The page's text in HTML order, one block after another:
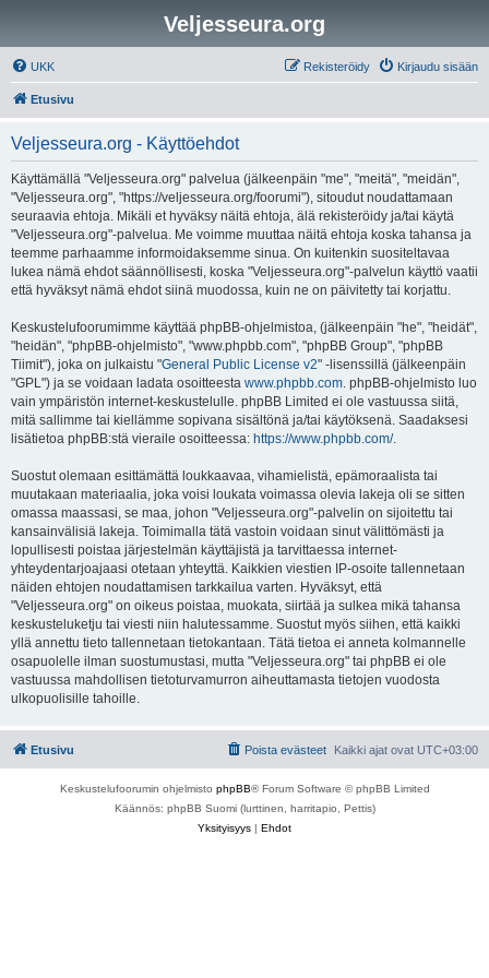
Veljesseura.org
UKK Kirjaudu sisään
Rekisteröidy
Etusivu
Veljesseura.org - Käyttöehdot
Käyttämällä "Veljesseura.org" palvelua (jälkeenpäin "me", "meitä", "meidän",
"Veljesseura.org", "https://veljesseura.org/foorumi"), sitoudut noudattamaan
seuraavia ehtoja. Mikäli et hyväksy näitä ehtoja, älä rekisteröidy ja/tai käytä
"Veljesseura.org"-palvelua. Me voimme muuttaa näitä ehtoja koska tahansa ja
teemme parhaamme informoidaksemme sinua. On kuitenkin suositeltavaa
lukea nämä ehdot säännöllisesti, koska "Veljesseura.org"-palvelun käyttö vaatii
että hyväksyt nämä ehdot siinä muodossa, kuin ne on päivitetty tai korjattu.
Keskustelufoorumimme käyttää phpBB-ohjelmistoa, (jälkeenpäin "he", "heidät",
"heidän", "phpBB-ohjelmisto", "www.phpbb.com", "phpBB Group", "phpBB
Tiimit"), joka on julkaistu "General Public License v2" -lisenssillä (jälkeenpäin
"GPL") ja se voidaan ladata osoitteesta www.phpbb.com. phpBB-ohjelmisto luo
vain ympäristön internet-keskustelulle. phpBB Limited ei ole vastuussa siitä,
mitä sallimme tai kiellämme sopivana sisältönä ja/tai käytöksenä. Saadaksesi
lisätietoa phpBB:stä vieraile osoitteessa: https://www.phpbb.com/.
Suostut olemaan esittämättä loukkaavaa, vihamielistä, epämoraalista tai
muutakaan materiaalia, joka voisi loukata voimassa olevia lakeja oli se sitten
omassa maassasi, se maa, johon "Veljesseura.org"-palvelin on sijoitettu tai
kansainvälisiä lakeja. Toimimalla tätä vastoin voidaan sinut välittömästi ja
lopullisesti poistaa järjestelmän käyttäjistä ja tarvittaessa internet-
yhteydentarjoajaasi otetaan yhteyttä. Kaikkien viestien IP-osoite tallennetaan
näiden ehtojen noudattamisen tarkkailua varten. Hyväksyt, että
"Veljesseura.org" on oikeus poistaa, muokata, siirtää ja sulkea mikä tahansa
keskusteluketju tai viesti niin halutessamme. Suostut myös siihen, että kaikki
yllä annettu tieto tallennetaan tietokantaan. Tätä tietoa ei anneta kolmannelle
osapuolelle ilman suostumustasi, mutta "Veljesseura.org" tai phpBB ei ole
vastuussa mahdollisen tietoturvamurron aiheuttamasta tietojen vuodosta
ulkopuolisille tahoille.
Etusivu Kaikki ajat ovat UTC+03:00
Poista evästeet
Keskustelufoorumin ohjelmisto phpBB® Forum Software © phpBB Limited
Käännös: phpBB Suomi (lurttinen, harritapio, Pettis)
Yksityisyys | Ehdot